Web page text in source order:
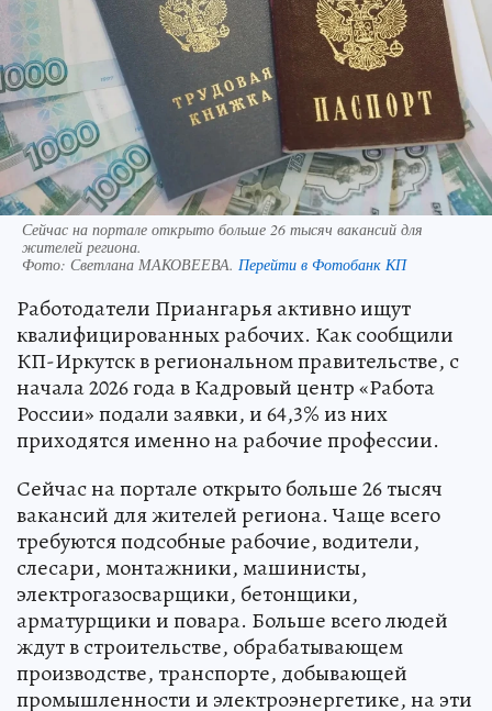
Сейчас на портале открыто больше 26 тысяч вакансий для
жителей региона.
Фото: Светлана МАКОВЕЕВА. Перейти в Фотобанк КП
Работодатели Приангарья активно ищут
квалифицированных рабочих. Как сообщили
КП-Иркутск в региональном правительстве, с
начала 2026 года в Кадровый центр «Работа
России» подали заявки, и 64,3% из них
приходятся именно на рабочие профессии.
Сейчас на портале открыто больше 26 тысяч
вакансий для жителей региона. Чаще всего
требуются подсобные рабочие, водители,
слесари, монтажники, машинисты,
электрогазосварщики, бетонщики,
арматурщики и повара. Больше всего людей
ждут в строительстве, обрабатывающем
производстве, транспорте, добывающей
промышленности и электроэнергетике, на эти